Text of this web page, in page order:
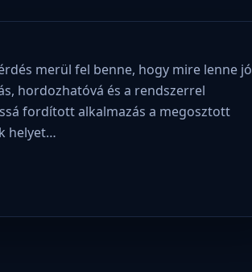
merül fel benne, hogy mire lenne jó
hordozhatóvá és a rendszerrel
fordított alkalmazás a megosztott
helyet…